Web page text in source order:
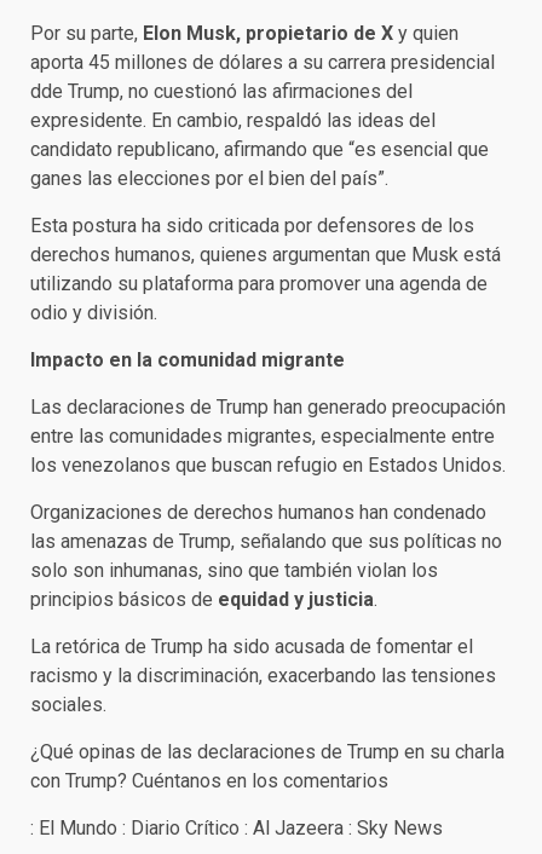
Por su parte, Elon Musk, propietario de X y quien
aporta 45 millones de dólares a su carrera presidencial
dde Trump, no cuestionó las afirmaciones del
expresidente. En cambio, respaldó las ideas del
candidato republicano, afirmando que “es esencial que
ganes las elecciones por el bien del país”.
Esta postura ha sido criticada por defensores de los
derechos humanos, quienes argumentan que Musk está
utilizando su plataforma para promover una agenda de
odio y división.
Impacto en la comunidad migrante
Las declaraciones de Trump han generado preocupación
entre las comunidades migrantes, especialmente entre
los venezolanos que buscan refugio en Estados Unidos.
Organizaciones de derechos humanos han condenado
las amenazas de Trump, señalando que sus políticas no
solo son inhumanas, sino que también violan los
principios básicos de equidad y justicia.
La retórica de Trump ha sido acusada de fomentar el
racismo y la discriminación, exacerbando las tensiones
sociales.
¿Qué opinas de las declaraciones de Trump en su charla
con Trump? Cuéntanos en los comentarios
: El Mundo : Diario Crítico : Al Jazeera : Sky News